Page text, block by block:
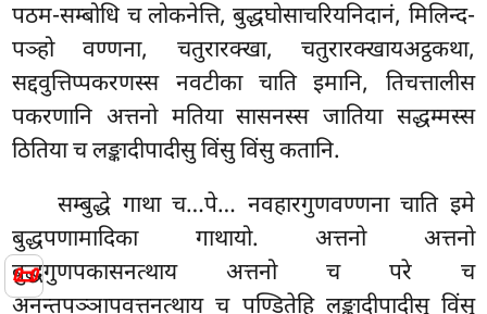
📜
पठम-सम्बोधि च लोकनेत्ति, बुद्धघोसाचरियनिदानं, मिलिन्द-
पञ्हो वण्णना, चतुरारक्खा, चतुरारक्खायअट्ठकथा,
सद्दवुत्तिप्पकरणस्स नवटीका चाति इमानि, तिचत्तालीस
पकरणानि अत्तनो मतिया सासनस्स जातिया सद्धम्मस्स
ठितिया च लङ्कादीपादीसु विंसु विंसु कतानि.
सम्बुद्धे गाथा च…पे… नवहारगुणवण्णना चाति इमे
बुद्धपणामादिका गाथायो. अत्तनो अत्तनो
बुद्धगुणपकासनत्थाय अत्तनो च परे च
अनन्तपञ्ञापवत्तनत्थाय च पण्डितेहि लङ्कादीपादीसु विंसु